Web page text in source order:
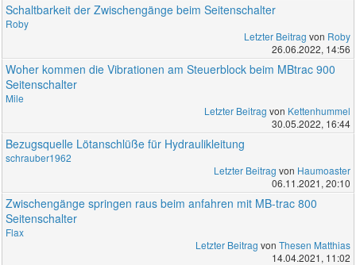
Schaltbarkeit der Zwischengänge beim Seitenschalter
Roby
Letzter Beitrag von Roby
26.06.2022, 14:56
Woher kommen die Vibrationen am Steuerblock beim MBtrac 900
Seitenschalter
Mile
Letzter Beitrag von Kettenhummel
30.05.2022, 16:44
Bezugsquelle Lötanschlüße für Hydraulikleitung
schrauber1962
Letzter Beitrag von Haumoaster
06.11.2021, 20:10
Zwischengänge springen raus beim anfahren mit MB-trac 800
Seitenschalter
Flax
Letzter Beitrag von Thesen Matthias
14.04.2021, 11:02